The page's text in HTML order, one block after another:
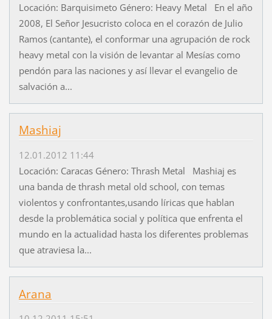
Locación: Barquisimeto Género: Heavy Metal En el año
2008, El Señor Jesucristo coloca en el corazón de Julio
Ramos (cantante), el conformar una agrupación de rock
heavy metal con la visión de levantar al Mesías como
pendón para las naciones y así llevar el evangelio de
salvación a...
Mashiaj
12.01.2012 11:44
Locación: Caracas Género: Thrash Metal Mashiaj es
una banda de thrash metal old school, con temas
violentos y confrontantes,usando líricas que hablan
desde la problemática social y política que enfrenta el
mundo en la actualidad hasta los diferentes problemas
que atraviesa la...
Arana